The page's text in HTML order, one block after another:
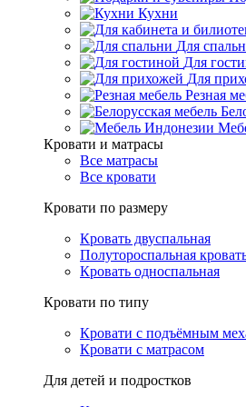
Кухни
Для
Для
Для
Резная
Кровати и матрасы
Все матрасы
Все кровати
Кровати по размеру
Кровать двуспальная
Полутороспальная
Кровать односпальная
Кровати по типу
Кровати с подъёмным
Кровати с матрасом
Для детей и подростков